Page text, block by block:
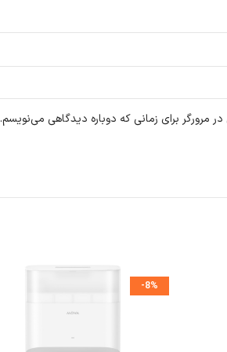
مرورگر برای زمانی که دوباره دیدگاهی می‌نویسم.
-8%